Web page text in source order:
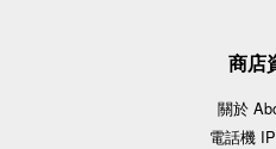
商店
關於
電話機